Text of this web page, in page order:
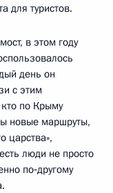
для туристов.
в этом году
день он
с этим
по Крыму
новые маршруты,
царства»,
люди не просто
по‑другому